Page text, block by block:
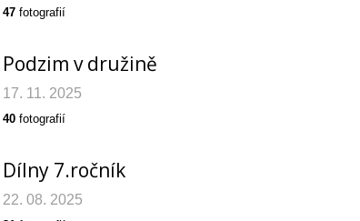
47 fotografií
Podzim v družině
17. 11. 2025
40 fotografií
Dílny 7.ročník
22. 08. 2025